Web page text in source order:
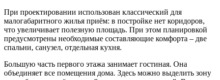
При проектировании использован классический для
малогабаритного жилья приём: в постройке нет коридоров,
что увеличивает полезную площадь. При этом планировкой
предусмотрены необходимые составляющие комфорта – две
спальни, санузел, отдельная кухня.
Большую часть первого этажа занимает гостиная. Она
объединяет все помещения дома. Здесь можно выделить зону